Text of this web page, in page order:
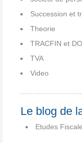
Succession et
Theorie
TRACFIN et
TVA
Video
Le blog de
Etudes